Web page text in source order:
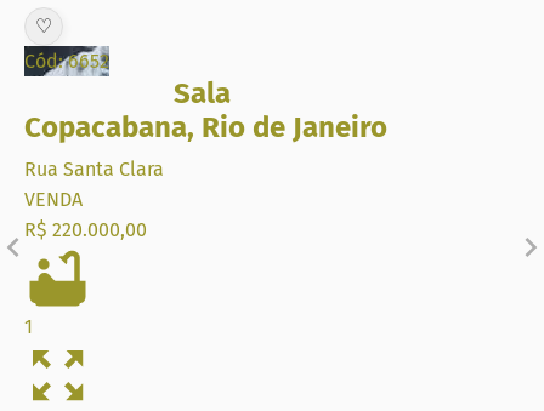
♡
Cód: 6652
Sala
Copacabana, Rio de Janeiro
Rua Santa Clara
VENDA
R$ 220.000,00
1